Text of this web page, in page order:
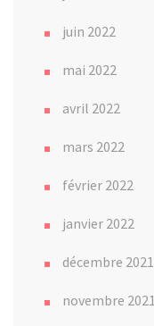
juin 2022
mai 2022
avril 2022
mars 2022
février 2022
janvier 2022
décembre 2021
novembre 2021